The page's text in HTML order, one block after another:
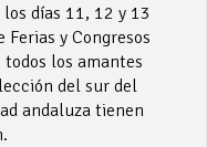
días 11, 12 y 13
y Congresos
todos los amantes
del sur del
andaluza tienen